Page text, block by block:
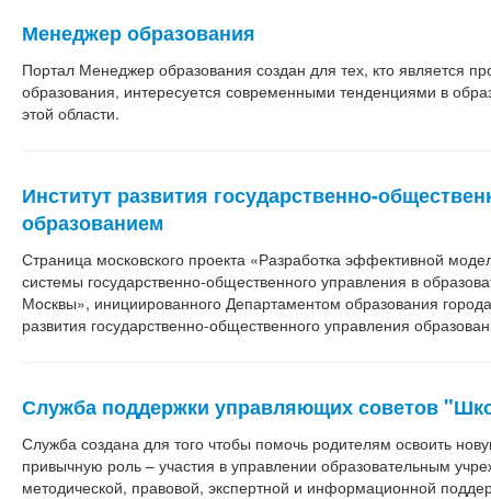
Менеджер образования
Портал Менеджер образования создан для тех, кто является
образования, интересуется современными тенденциями в
этой области.
Институт развития государственно-
образованием
Страница московского проекта «Разработка эффективной
системы государственно-общественного управления в
Москвы», инициированного Департаментом образования
развития государственно-общественного управления
Служба поддержки управляющих советов
Служба создана для того чтобы помочь родителям освоить
привычную роль – участия в управлении образовательным
методической, правовой, экспертной и информационной